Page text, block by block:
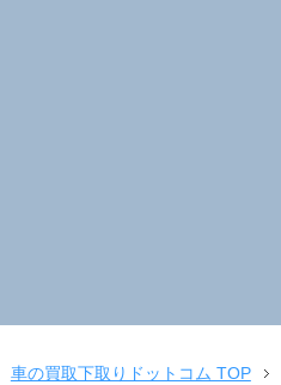
車の買取下取りドットコム TOP